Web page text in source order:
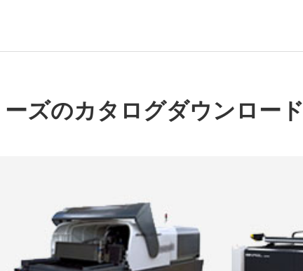
ズのカタログダウンロード